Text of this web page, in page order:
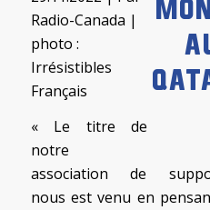
Radio-Canada |
photo :
Irrésistibles
Français
« Le titre de
notre
association de
nous est venu en